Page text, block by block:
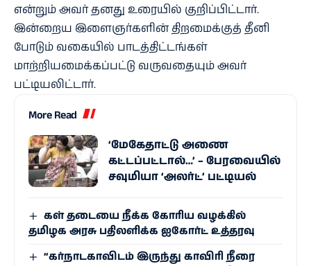
என்றும் அவர் தனது உரையில் குறிப்பிட்டார்.
இன்றைய இளைஞர்களின் திறமைக்குத் தீனி
போடும் வகையில் பாடத்திட்டங்கள்
மாற்றியமைக்கப்பட்டு வருவதையும் அவர்
பட்டியலிட்டார்.
More Read
‘மேகேதாட்டு அணை
கட்டப்பட்டால்…’ – பேரவையில்
சவுமியா ‘அலர்ட்’ பட்டியல்
கள் தடையை நீக்க கோரிய வழக்கில்
தமிழக அரசு பதிலளிக்க ஐகோர்ட் உத்தரவு
“கர்நாடகாவிடம் இருந்து காவிரி நீரை